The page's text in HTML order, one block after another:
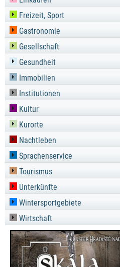
Freizeit, Sport
Gastronomie
Gesellschaft
Gesundheit
Immobilien
Institutionen
Kultur
Kurorte
Nachtleben
Sprachenservice
Tourismus
Unterkünfte
Wintersportgebiete
Wirtschaft